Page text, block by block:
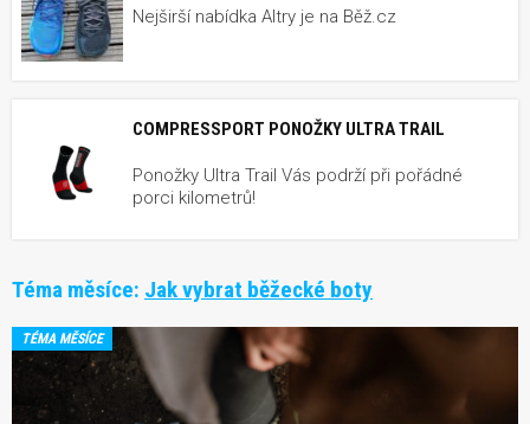
Nejširší nabídka Altry je na Běž.cz
COMPRESSPORT PONOŽKY ULTRA TRAIL
Ponožky Ultra Trail Vás podrží při pořádné
porci kilometrů!
Téma měsíce: Jak vybrat běžecké boty
TÉMA MĚSÍCE